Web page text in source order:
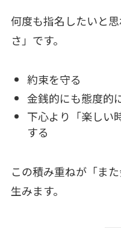
何度も指名したいと
さ」です。
約束を守る
金銭的にも態度的
下心より「楽しい
する
この積み重ねが「ま
生みます。